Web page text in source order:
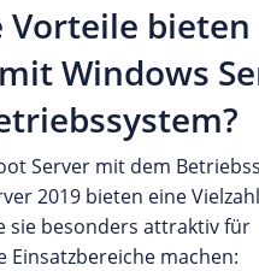
Vorteile bieten
Windows
Server mit dem
2019 bieten eine
sie besonders attraktiv für
Einsatzbereiche machen: